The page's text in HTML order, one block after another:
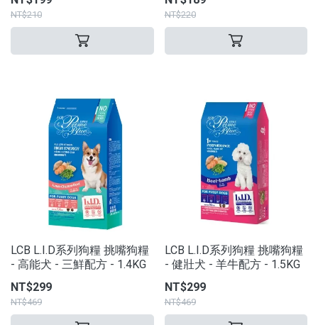
NT$210 NT$220
LCB L.I.D系列狗糧 挑嘴狗糧
- 高能犬 - 三鮮配方 - 1.4KG
NT$299
NT$469
LCB L.I.D系列狗糧 挑嘴狗糧
- 健壯犬 - 羊牛配方 - 1.5KG
NT$299
NT$469